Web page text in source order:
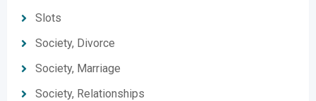
Slots
Society, Divorce
Society, Marriage
Society, Relationships